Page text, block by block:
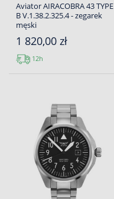
Aviator AIRACOBRA 43 TYPE
B V.1.38.2.325.4 - zegarek
męski
1 820,00 zł
12h